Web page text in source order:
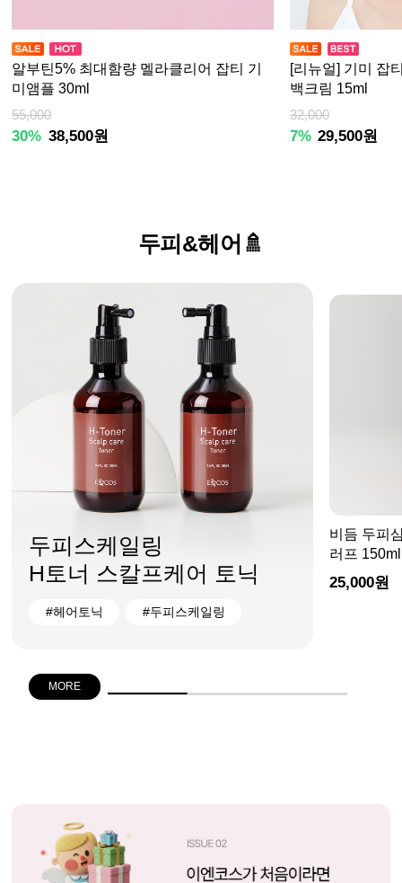
알부틴5% 최대함량 멜라클리어 잡티 기
미앰플 30ml
55,000
30% 38,500원
[리뉴얼] 기미 잡
백크림 15ml
32,000
7% 29,500원
두피&헤어🚿
두피스케일링
H토너 스칼프케어 토닉
#헤어토닉 #두피스케일링
비듬 두피
러프 150ml
25,000원
MORE